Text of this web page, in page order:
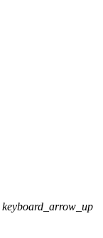
keyboard_arrow_up